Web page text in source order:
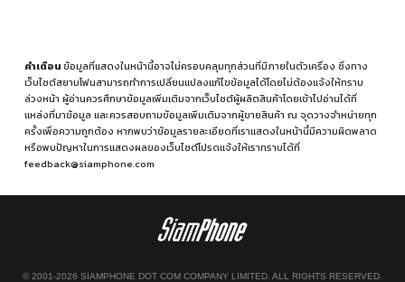
คำเตือนข้อมูลที่แสดงในหน้านี้อาจไม่ครอบคลุมทุกส่วนที่มีภายในตัวเครื่อง ซึ่งทาง
เว็บไซต์สยามโฟนสามารถทำการเปลี่ยนแปลงแก้ไขข้อมูลได้โดยไม่ต้องแจ้งให้ทราบ
ล่วงหน้า ผู้อ่านควรศึกษาข้อมูลเพิ่มเติมจากเว็บไซต์ผู้ผลิตสินค้าโดยเข้าไปอ่านได้ที่
แหล่งที่มาข้อมูล และควรสอบถามข้อมูลเพิ่มเติมจากผู้ขายสินค้า ณ จุดวางจำหน่ายทุก
ครั้งเพื่อความถูกต้อง หากพบว่าข้อมูลรายละเอียดที่เราแสดงในหน้านี้มีความผิดพลาด
หรือพบปัญหาในการแสดงผลของเว็บไซต์โปรดแจ้งให้เราทราบได้ที่
feedback@siamphone.com
© 2001-2026 SIAMPHONE DOT COM COMPANY LIMITED. ALL RIGHTS RESERVED.